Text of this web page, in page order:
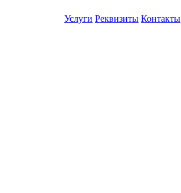
Услуги Реквизиты Контакты